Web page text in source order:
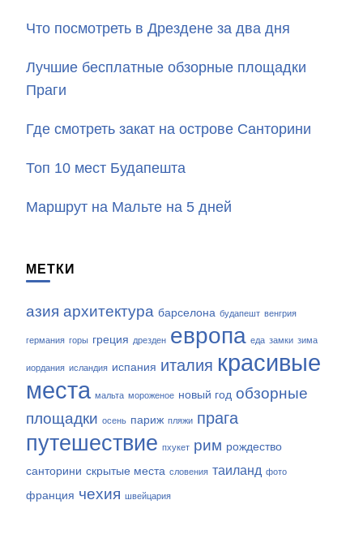
Что посмотреть в Дрездене за два дня
Лучшие бесплатные обзорные площадки
Праги
Где смотреть закат на острове Санторини
Топ 10 мест Будапешта
Маршрут на Мальте на 5 дней
МЕТКИ
азия архитектура барселона будапешт венгрия
германия горы греция дрезден европа еда замки зима
иордания исландия испания италия красивые
места мальта мороженое новый год обзорные
площадки осень париж пляжи прага
путешествие пхукет рим рождество
санторини скрытые места словения таиланд фото
франция чехия швейцария